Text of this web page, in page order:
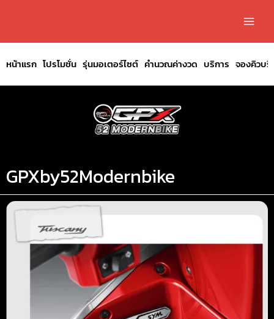
หน้าแรก โปรโมชั่น รุ่นมอเตอร์ไซต์ คำนวณค่างวด บริการ จองคิวบริ
GPXby52Modernbike